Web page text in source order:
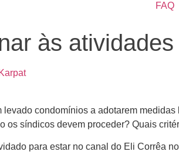
FAQ
às
condomínios a adotarem medidas
os síndicos devem proceder? Quais
para estar no canal do Eli Corrêa